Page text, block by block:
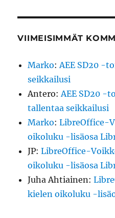
VIIMEISIMMÄT
Marko:AEE SD20 -
seikkailusi
Antero:AEE SD20 -
tallentaa seikkailusi
Marko:LibreOffice-
oikoluku -lisäosa
JP:LibreOffice-
oikoluku -lisäosa
Juha Ahtiainen:
kielen oikoluku -